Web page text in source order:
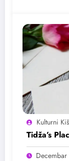
Kulturni
Tidža’s